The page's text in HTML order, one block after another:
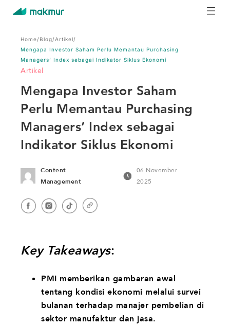
Home/Blog/Artikel/
Mengapa Investor Saham Perlu Memantau Purchasing
Managers’ Index sebagai Indikator Siklus Ekonomi
Artikel
Mengapa Investor Saham
Perlu Memantau Purchasing
Managers’ Index sebagai
Indikator Siklus Ekonomi
Content
Management
06 November
2025
Key Takeaways:
PMI memberikan gambaran awal
tentang kondisi ekonomi melalui survei
bulanan terhadap manajer pembelian di
sektor manufaktur dan jasa.